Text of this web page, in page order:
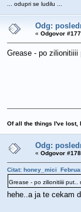
... odupri se ludilu ...
Odg:
« Odgovor
Grease - po
Of all the things I've lost,
Odg:
« Odgovor
Citat: honey_mici
Grease - po zilionitiiii
hehe..a ja te cekam